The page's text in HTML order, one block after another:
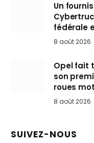
Un
fédérale
8 août 2026
Opel fait
son
roues
8 août 2026
SUIVEZ-NOUS